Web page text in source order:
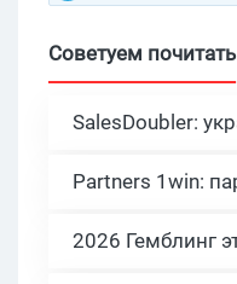
Советуем почитать